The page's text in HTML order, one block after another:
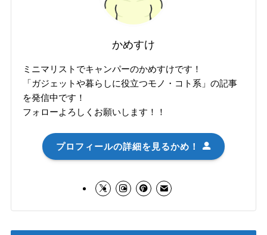
かめすけ
ミニマリストでキャンパーのかめすけです！
「ガジェットや暮らしに役立つモノ・コト系」の記事
を発信中です！
フォローよろしくお願いします！！
プロフィールの詳細を見るかめ！